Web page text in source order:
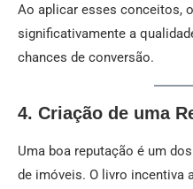
Ao aplicar esses conceitos,
significativamente a
chances de conversão.
4. Criação de uma
Uma boa reputação é um
de imóveis. O livro incentiva